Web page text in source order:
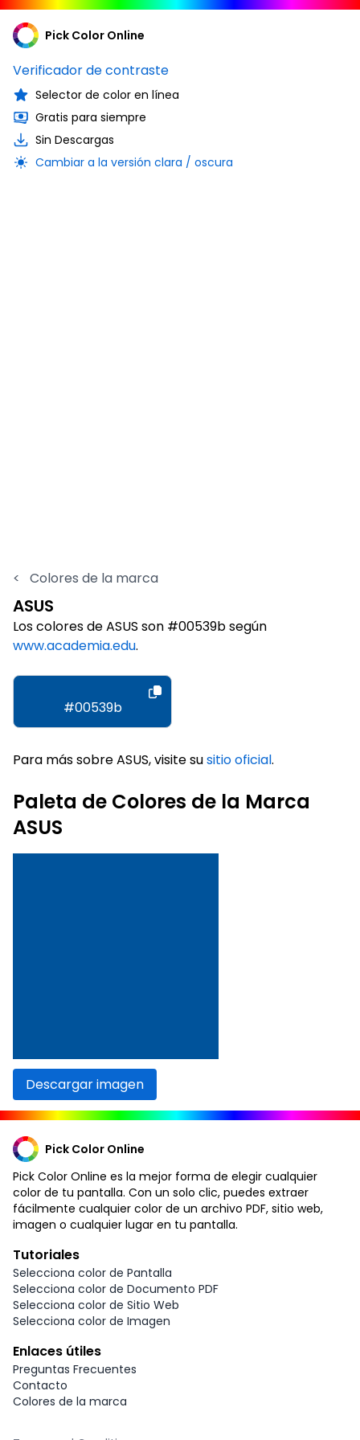
Pick Color Online
Verificador de contraste
Selector de color en línea
Gratis para siempre
Sin Descargas
Cambiar a la versión clara / oscura
< Colores de la marca
ASUS
Los colores de ASUS son #00539b según
www.academia.edu.
#00539b
Para más sobre ASUS, visite susitio oficial.
Paleta de Colores de la Marca
ASUS
Descargar imagen
Pick Color Online
Pick Color Online es la mejor forma de elegir cualquier
color de tu pantalla. Con un solo clic, puedes extraer
fácilmente cualquier color de un archivo PDF, sitio web,
imagen o cualquier lugar en tu pantalla.
Tutoriales
Selecciona color de Pantalla
Selecciona color de Documento PDF
Selecciona color de Sitio Web
Selecciona color de Imagen
Enlaces útiles
Preguntas Frecuentes
Contacto
Colores de la marca